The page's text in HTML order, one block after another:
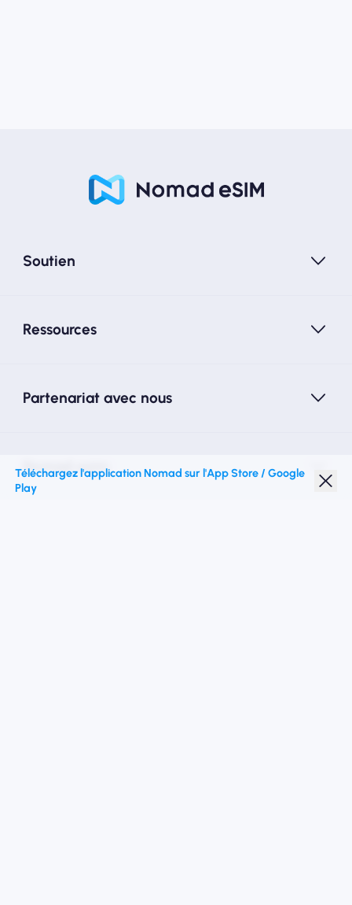
Soutien
Ressources
Partenariat avec nous
Nomad esim
Téléchargez l'application Nomad sur l'App Store / Google
Play